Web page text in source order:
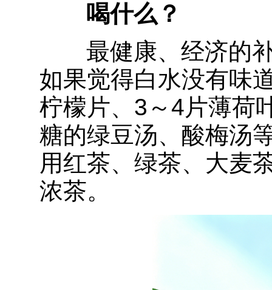
喝什么？
最健康、经济的补
如果觉得白水没有味
柠檬片、3～4片薄荷
糖的绿豆汤、酸梅汤
用红茶、绿茶、大麦
浓茶。